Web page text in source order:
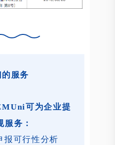
服务
可为企业提
服务：
报可行性分析